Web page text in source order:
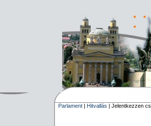
Parlament | Hitvallás | Jelentkezzen